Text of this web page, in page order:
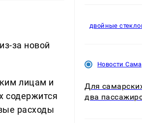
за новой
лицам и
содержится
расходы
двойные
Новости
Для
два